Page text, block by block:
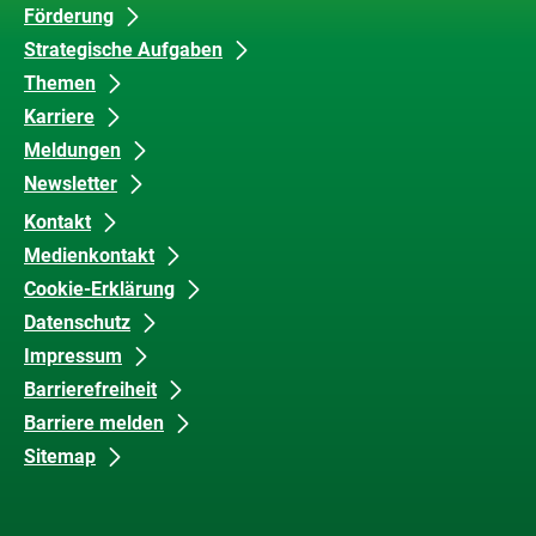
Inhalte
Förderung
Strategische Aufgaben
Themen
Karriere
Meldungen
Newsletter
und
Barrierefreiheit
Kontakt
Medienkontakt
Cookie-Erklärung
Datenschutz
Impressum
Barrierefreiheit
Barriere melden
Sitemap